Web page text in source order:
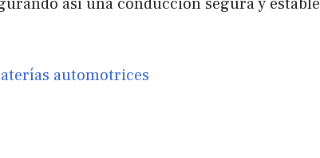
automotrices